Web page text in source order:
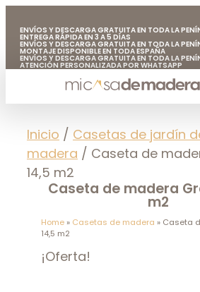
ENVÍOS Y DESCARGA GRATUITA EN TODA LA
ENTREGA RÁPIDA EN 3 A 5 DÍAS
ENVÍOS Y DESCARGA GRATUITA EN TODA LA
MONTAJE DISPONIBLE EN TODA ESPAÑA
ENVÍOS Y DESCARGA GRATUITA EN TODA LA
ATENCIÓN PERSONALIZADA POR WHATSAPP
FABRICADO EN EUROPA CON MADERA DE CALIDAD
ENVÍOS Y DESCARGA GRATUITA EN TODA LA
Inicio / Casetas de jardín
madera / Caseta de
14,5 m2
Caseta de madera
m2
Home» Casetas de madera » Caseta
14,5 m2
¡Oferta!